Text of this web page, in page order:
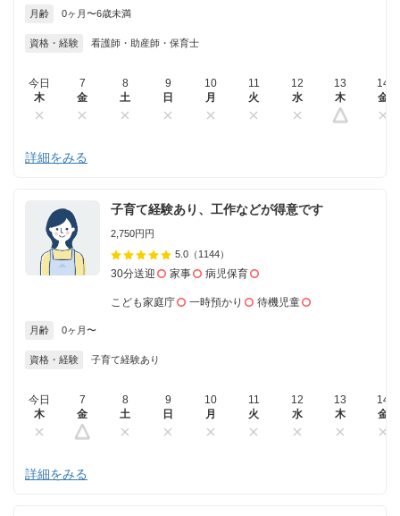
月齢 0ヶ月〜6歳未満
資格・経験 看護師・助産師・保育士
今日
木
7
金
8
土
9
日
10
月
11
火
12
水
13
木
14
金
詳細をみる
子育て経験あり、工作などが得意です
2,750円円
5.0 （1144）
30分送迎 家事 病児保育
こども家庭庁 一時預かり 待機児童
月齢 0ヶ月〜
資格・経験 子育て経験あり
今日
木
7
金
8
土
9
日
10
月
11
火
12
水
13
木
14
金
詳細をみる